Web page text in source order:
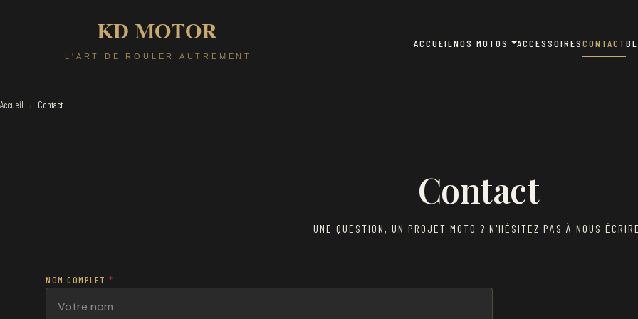
ACCUEILNOS MOTOS ACCESSOIRESCONTACT
Accueil / Contact
Contact
UNE QUESTION, UN PROJET MOTO ? N'HÉSITEZ PAS À NOUS
NOM COMPLET *